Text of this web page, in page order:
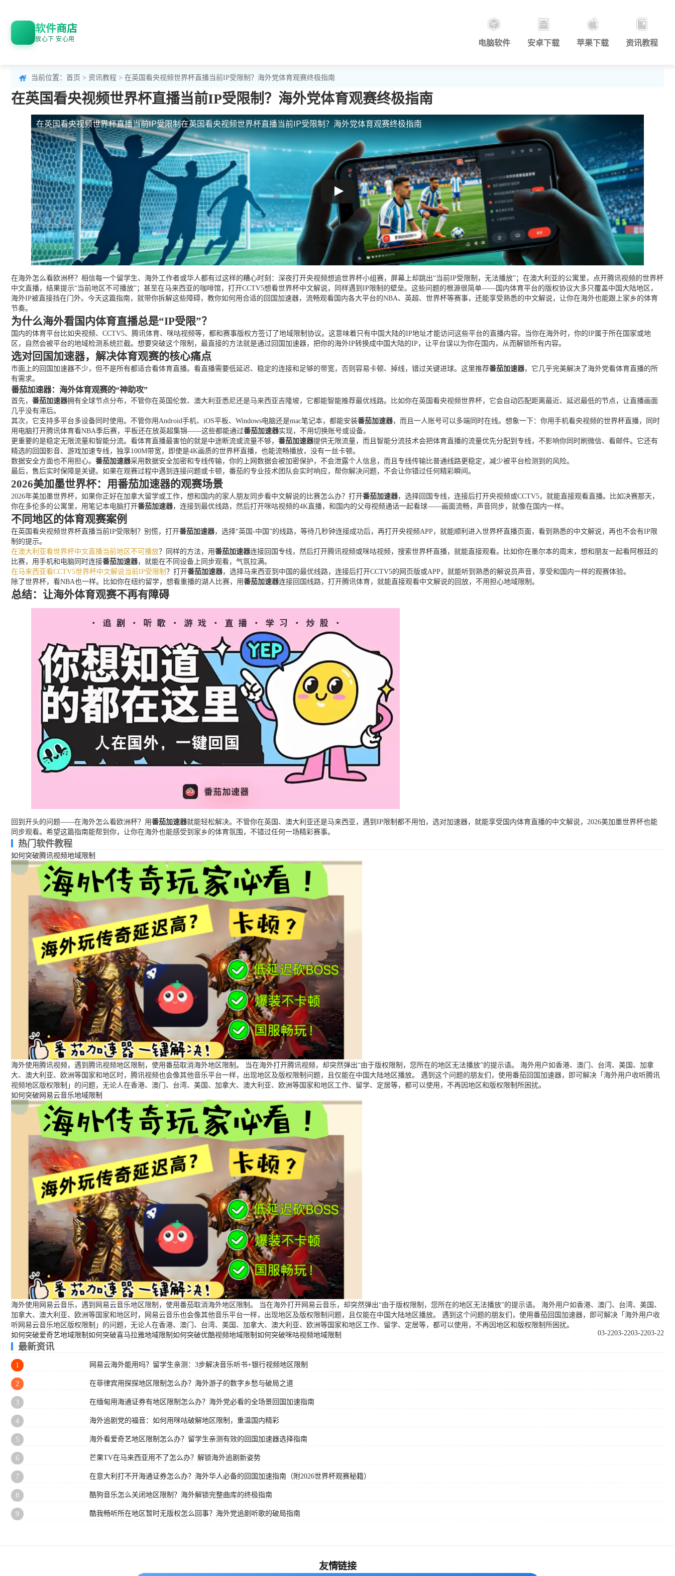
软件商店
放心下 安心用 电脑软件 安卓下载 苹果下载 资讯教程
当前位置： 首页 > 资讯教程 > 在英国看央视频世界杯直播当前IP受限制？海外党体育观赛终极指南
在英国看央视频世界杯直播当前IP受限制？海外党体育观赛终极指南
在英国看央视频世界杯直播当前IP受限制在英国看央视频世界杯直播当前IP受限制？海外党体育观赛终极指南
在海外怎么看欧洲杯？相信每一个留学生、海外工作者或华人都有过这样的糟心时刻：深夜打开央视频想追世界杯小组赛，屏幕上却跳出“当前IP受限制，无法播放”；在澳大利亚的公寓里，点开腾讯视频的世界杯
中文直播，结果提示“当前地区不可播放”；甚至在马来西亚的咖啡馆，打开CCTV5想看世界杯中文解说，同样遇到IP限制的壁垒。这些问题的根源很简单——国内体育平台的版权协议大多只覆盖中国大陆地区，
海外IP被直接挡在门外。今天这篇指南，就带你拆解这些障碍，教你如何用合适的回国加速器，流畅观看国内各大平台的NBA、英超、世界杯等赛事，还能享受熟悉的中文解说，让你在海外也能跟上家乡的体育
节奏。
为什么海外看国内体育直播总是“IP受限”？
国内的体育平台比如央视频、CCTV5、腾讯体育、咪咕视频等，都和赛事版权方签订了地域限制协议。这意味着只有中国大陆的IP地址才能访问这些平台的直播内容。当你在海外时，你的IP属于所在国家或地
区，自然会被平台的地域检测系统拦截。想要突破这个限制，最直接的方法就是通过回国加速器，把你的海外IP转换成中国大陆的IP，让平台误以为你在国内，从而解锁所有内容。
选对回国加速器，解决体育观赛的核心痛点
市面上的回国加速器不少，但不是所有都适合看体育直播。看直播需要低延迟、稳定的连接和足够的带宽，否则容易卡顿、掉线，错过关键进球。这里推荐番茄加速器，它几乎完美解决了海外党看体育直播的所
有需求。
番茄加速器：海外体育观赛的“神助攻”
首先， 番茄加速器拥有全球节点分布，不管你在英国伦敦、澳大利亚悉尼还是马来西亚吉隆坡，它都能智能推荐最优线路。比如你在英国看央视频世界杯，它会自动匹配距离最近、延迟最低的节点，让直播画面
几乎没有滞后。
其次，它支持多平台多设备同时使用。不管你用Android手机、iOS平板、Windows电脑还是mac笔记本，都能安装番茄加速器，而且一人账号可以多端同时在线。想象一下：你用手机看央视频的世界杯直播，同时
用电脑打开腾讯体育看NBA季后赛，平板还在放英超集锦——这些都能通过番茄加速器实现，不用切换账号或设备。
更重要的是稳定无限流量和智能分流。看体育直播最害怕的就是中途断流或流量不够， 番茄加速器提供无限流量，而且智能分流技术会把体育直播的流量优先分配到专线，不影响你同时刷微信、看邮件。它还有
精选的回国影音、游戏加速专线，独享100M带宽，即使是4K画质的世界杯直播，也能流畅播放，没有一丝卡顿。
数据安全方面也不用担心。 番茄加速器采用数据安全加密和专线传输，你的上网数据会被加密保护，不会泄露个人信息，而且专线传输比普通线路更稳定，减少被平台检测到的风险。
最后，售后实时保障是关键。如果在观赛过程中遇到连接问题或卡顿，番茄的专业技术团队会实时响应，帮你解决问题，不会让你错过任何精彩瞬间。
2026美加墨世界杯：用番茄加速器的观赛场景
2026年美加墨世界杯，如果你正好在加拿大留学或工作，想和国内的家人朋友同步看中文解说的比赛怎么办？打开番茄加速器，选择回国专线，连接后打开央视频或CCTV5，就能直接观看直播。比如决赛那天，
你在多伦多的公寓里，用笔记本电脑打开番茄加速器，连接到最优线路，然后打开咪咕视频的4K直播，和国内的父母视频通话一起看球——画面流畅，声音同步，就像在国内一样。
不同地区的体育观赛案例
在英国看央视频世界杯直播当前IP受限制？别慌，打开番茄加速器，选择“英国-中国”的线路，等待几秒钟连接成功后，再打开央视频APP，就能顺利进入世界杯直播页面，看到熟悉的中文解说，再也不会有IP限
制的提示。
在澳大利亚看世界杯中文直播当前地区不可播放？同样的方法，用番茄加速器连接回国专线，然后打开腾讯视频或咪咕视频，搜索世界杯直播，就能直接观看。比如你在墨尔本的周末，想和朋友一起看阿根廷的
比赛，用手机和电脑同时连接番茄加速器，就能在不同设备上同步观看，气氛拉满。
在马来西亚看CCTV5世界杯中文解说当前IP受限制 ？打开番茄加速器，选择马来西亚到中国的最优线路，连接后打开CCTV5的网页版或APP，就能听到熟悉的解说员声音，享受和国内一样的观赛体验。
除了世界杯，看NBA也一样。比如你在纽约留学，想看重播的湖人比赛，用番茄加速器连接回国线路，打开腾讯体育，就能直接观看中文解说的回放，不用担心地域限制。
总结：让海外体育观赛不再有障碍
回到开头的问题——在海外怎么看欧洲杯？用番茄加速器就能轻松解决。不管你在英国、澳大利亚还是马来西亚，遇到IP限制都不用怕，选对加速器，就能享受国内体育直播的中文解说，2026美加墨世界杯也能
同步观看。希望这篇指南能帮到你，让你在海外也能感受到家乡的体育氛围，不错过任何一场精彩赛事。
热门软件教程
如何突破腾讯视频地域限制
海外使用腾讯视频，遇到腾讯视频地区限制，使用番茄取消海外地区限制。 当在海外打开腾讯视频，却突然弹出“由于版权限制，您所在的地区无法播放”的提示语。 海外用户如香港、澳门、台湾、美国、加拿
大、澳大利亚、欧洲等国家和地区时，腾讯视频也会像其他音乐平台一样，出现地区及版权限制问题，且仅能在中国大陆地区播放。 遇到这个问题的朋友们，使用番茄回国加速器，即可解决「海外用户收听腾讯
视频地区版权限制」的问题，无论人在香港、澳门、台湾、美国、加拿大、澳大利亚、欧洲等国家和地区工作、留学、定居等，都可以使用，不再因地区和版权限制所困扰。
如何突破网易云音乐地域限制
海外使用网易云音乐，遇到网易云音乐地区限制，使用番茄取消海外地区限制。 当在海外打开网易云音乐，却突然弹出“由于版权限制，您所在的地区无法播放”的提示语。 海外用户如香港、澳门、台湾、美国、
加拿大、澳大利亚、欧洲等国家和地区时，网易云音乐也会像其他音乐平台一样，出现地区及版权限制问题，且仅能在中国大陆地区播放。 遇到这个问题的朋友们，使用番茄回国加速器，即可解决「海外用户收
听网易云音乐地区版权限制」的问题，无论人在香港、澳门、台湾、美国、加拿大、澳大利亚、欧洲等国家和地区工作、留学、定居等，都可以使用，不再因地区和版权限制所困扰。
如何突破爱奇艺地域限制
03-22
如何突破喜马拉雅地域限制 03-22
如何突破优酷视频地域限制 03-22
如何突破咪咕视频地域限制 03-22
最新资讯
1 网易云海外能用吗？留学生亲测：3步解决音乐听书+银行视频地区限制
2 在菲律宾用探探地区限制怎么办？海外游子的数字乡愁与破局之道
3 在缅甸用海通证券有地区限制怎么办？海外党必看的全场景回国加速指南
4 海外追剧党的福音：如何用咪咕破解地区限制，重温国内精彩
5 海外看爱奇艺地区限制怎么办？留学生亲测有效的回国加速器选择指南
6 芒果TV在马来西亚用不了怎么办？解锁海外追剧新姿势
7 在意大利打不开海通证券怎么办？海外华人必备的回国加速指南（附2026世界杯观赛秘籍）
8 酷狗音乐怎么关闭地区限制？海外解锁完整曲库的终极指南
9 酷我畅听所在地区暂时无版权怎么回事？海外党追剧听歌的破局指南
友情链接